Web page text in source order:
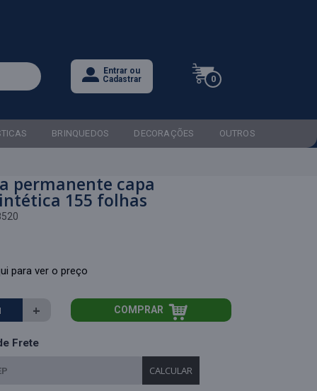
Entrar ou
Cadastrar
0
BRINQUEDOS DECORAÇÕES OUTROS
permanente capa
155 folhas
para ver o preço
+ COMPRAR
Frete
CALCULAR